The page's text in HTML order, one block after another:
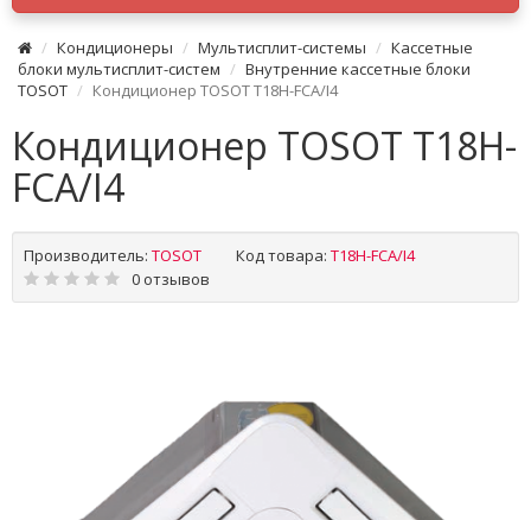
Кондиционеры Мультисплит-системы
Кассетные
блоки мультисплит-систем
Внутренние кассетные блоки
TOSOT
Кондиционер TOSOT T18H-FCA/I4
Кондиционер TOSOT T18H-
FCA/I4
Производитель: TOSOT Код товара: T18H-FCA/I4
0 отзывов